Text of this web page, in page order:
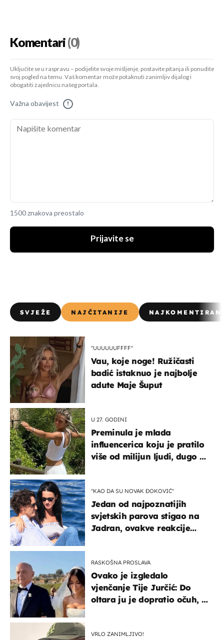
Komentari(0)
Uključite se u raspravu – podijelite svoje mišljenje, postavite pitanja ili ponudite
svoj pogled na temu. Vaš komentar može potaknuti zanimljiv dijalog i
obogatiti zajednicu našeg portala.
Važna obavijest !
1500 znakova preostalo
Prijavite se
SVJEŽE NAJČITANIJE
"UUUUUUFFFF"
Vau, koje noge! Ružičasti
badić istaknuo je najbolje
adute Maje Šuput
U 27. GODINI
Preminula je mlada
influencerica koju je pratilo
više od milijun ljudi, dugo se
"KAO DA SU NOVAK ĐOKOVIĆ"
Jedan od najpoznatijih
svjetskih parova stigao na
Jadran, ovakve reakcije
RASKOŠNA PROSLAVA
Ovako je izgledalo
vjenčanje Tije Jurčić: Do
oltara ju je dopratio očuh, a
VRLO ZANIMLJIVO!